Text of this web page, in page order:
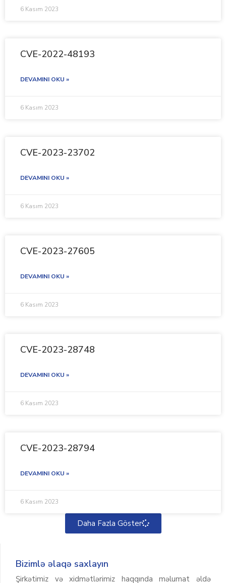
6 Kasım 2023
CVE-2022-48193
DEVAMINI OKU »
6 Kasım 2023
CVE-2023-23702
DEVAMINI OKU »
6 Kasım 2023
CVE-2023-27605
DEVAMINI OKU »
6 Kasım 2023
CVE-2023-28748
DEVAMINI OKU »
6 Kasım 2023
CVE-2023-28794
DEVAMINI OKU »
6 Kasım 2023
Daha Fazla Göster
Bizimlə əlaqə saxlayın
Şirkətimiz və xidmətlərimiz haqqında məlumat əldə